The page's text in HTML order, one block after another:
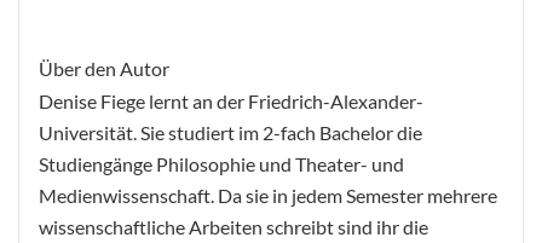
Über den Autor
Denise Fiege lernt an der Friedrich-Alexander-
Universität. Sie studiert im 2-fach Bachelor die
Studiengänge Philosophie und Theater- und
Medienwissenschaft. Da sie in jedem Semester mehrere
wissenschaftliche Arbeiten schreibt sind ihr die